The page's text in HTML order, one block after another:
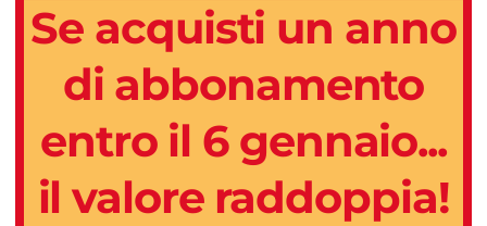
Se acquisti un anno
di abbonamento
entro il 6 gennaio...
il valore raddoppia!